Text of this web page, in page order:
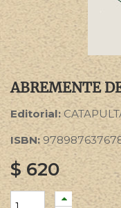
ABREMENTE
Editorial:
ISBN:
$ 620